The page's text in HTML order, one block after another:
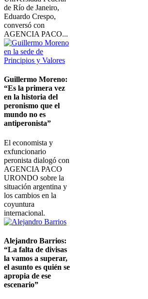
de Río de Janeiro,
Eduardo Crespo,
conversó con
AGENCIA PACO...
Imagen
Guillermo Moreno:
“Es la primera vez
en la historia del
peronismo que el
mundo no es
antiperonista”
El economista y
exfuncionario
peronista dialogó con
AGENCIA PACO
URONDO sobre la
situación argentina y
los cambios en la
coyuntura
internacional.
Imagen
Alejandro Barrios:
“La falta de divisas
la vamos a superar,
el asunto es quién se
apropia de ese
escenario”